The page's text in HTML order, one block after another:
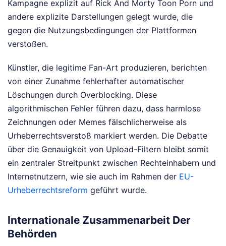
Kampagne explizit auf Rick And Morty Toon Porn und
andere explizite Darstellungen gelegt wurde, die
gegen die Nutzungsbedingungen der Plattformen
verstoßen.
Künstler, die legitime Fan-Art produzieren, berichten
von einer Zunahme fehlerhafter automatischer
Löschungen durch Overblocking. Diese
algorithmischen Fehler führen dazu, dass harmlose
Zeichnungen oder Memes fälschlicherweise als
Urheberrechtsverstoß markiert werden. Die Debatte
über die Genauigkeit von Upload-Filtern bleibt somit
ein zentraler Streitpunkt zwischen Rechteinhabern und
Internetnutzern, wie sie auch im Rahmen der EU-
Urheberrechtsreform geführt wurde.
Internationale Zusammenarbeit Der
Behörden